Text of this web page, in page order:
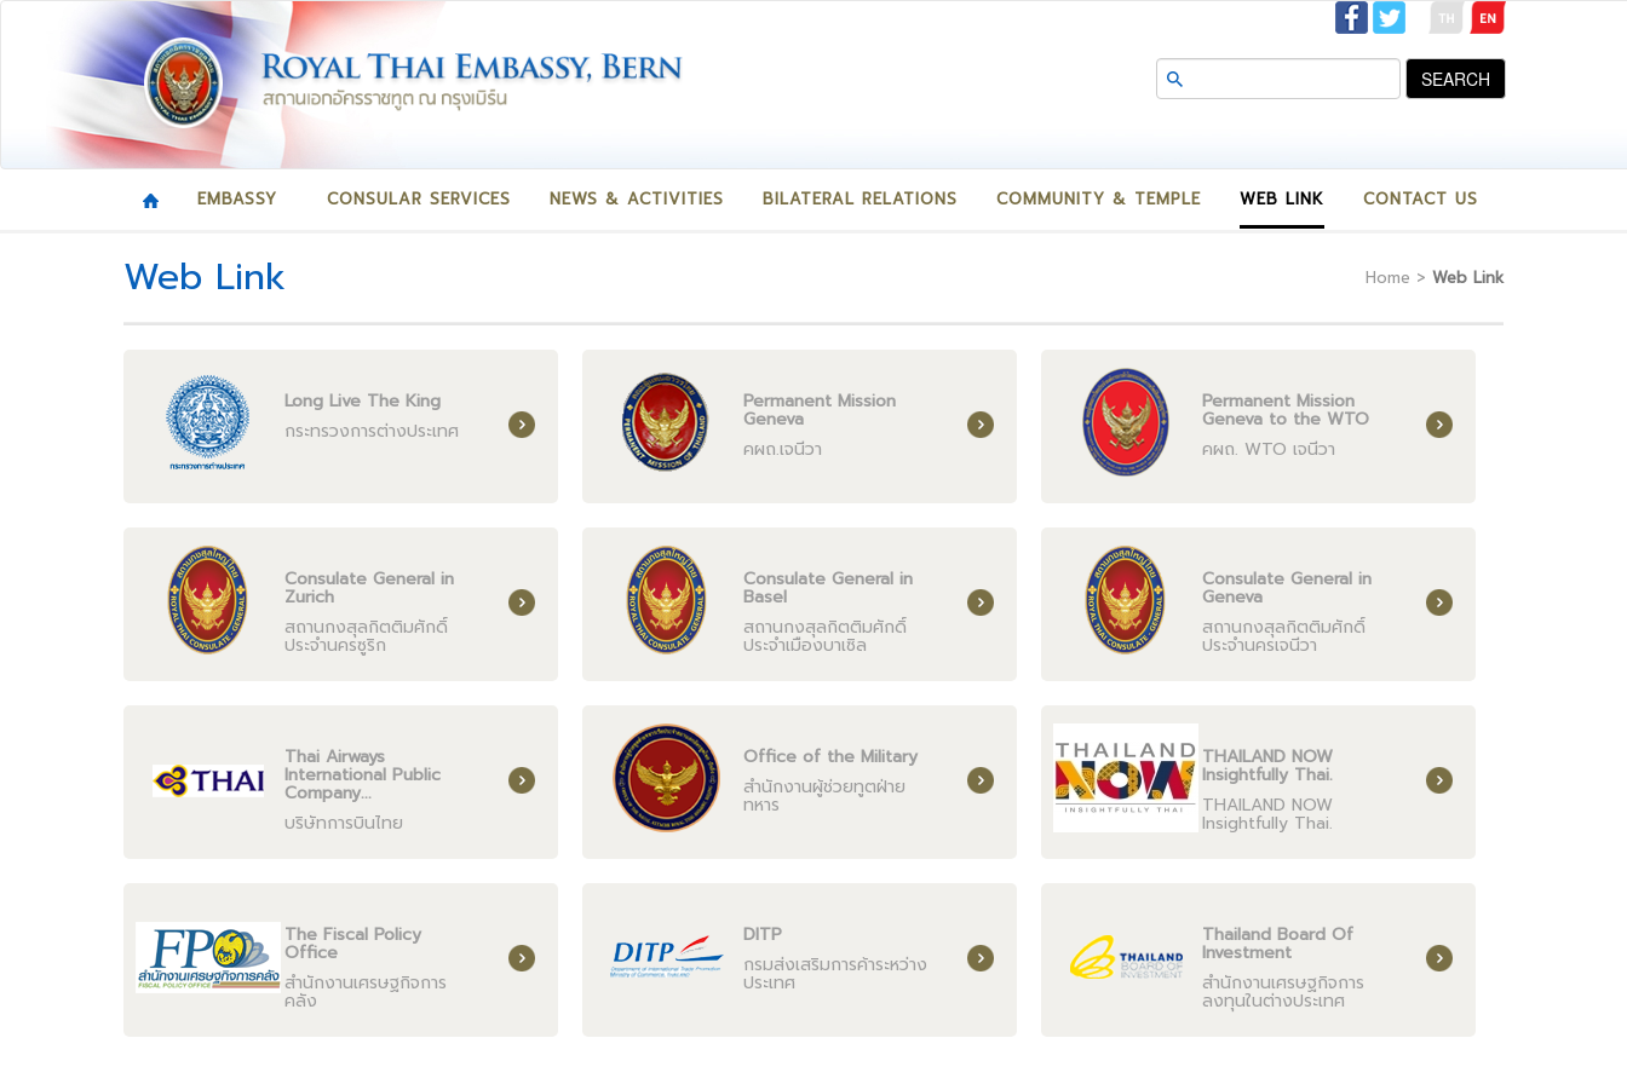
SEARCH
EMBASSY CONSULAR SERVICES NEWS & ACTIVITIES BILATERAL RELATIONS COMMUNITY & TEMPLE WEB LINK CONTACT US
Web Link Home > Web Link
Long Live The King
กระทรวงการต่างประเทศ
Permanent Mission
Geneva
คผถ.เจนีวา
Permanent Mission
Geneva to the WTO
คผถ. WTO เจนีวา
Consulate General in
Zurich
สถานกงสุลกิตติมศักดิ์
ประจำนครซูริก
Consulate General in
Basel
สถานกงสุลกิตติมศักดิ์
ประจำเมืองบาเซิล
Consulate General in
Geneva
สถานกงสุลกิตติมศักดิ์
ประจำนครเจนีวา
Thai Airways
International Public
Company...
บริษัทการบินไทย
Office of the Military
สำนักงานผู้ช่วยทูตฝ่าย
ทหาร
THAILAND NOW
Insightfully Thai.
THAILAND NOW
Insightfully Thai.
The Fiscal Policy
Office
สำนักงานเศรษฐกิจการ
คลัง
DITP
กรมส่งเสริมการค้าระหว่าง
ประเทศ
Thailand Board Of
Investment
สำนักงานเศรษฐกิจการ
ลงทุนในต่างประเทศ